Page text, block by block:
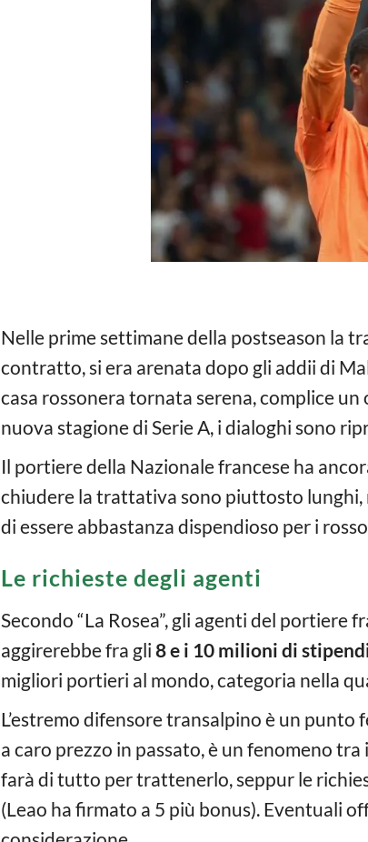
Nelle prime settimane della postseason la
contratto, si era arenata dopo gli addii di
casa rossonera tornata serena, complice
nuova stagione di Serie A, i dialoghi sono
Il portiere della Nazionale francese ha
chiudere la trattativa sono piuttosto lunghi,
di essere abbastanza dispendioso per i
Le richieste degli agenti
Secondo “La Rosea”, gli agenti del
aggirerebbe fra gli 8 e i 10 milioni di
migliori portieri al mondo, categoria nella
L’estremo difensore transalpino è un punto
a caro prezzo in passato, è un fenomeno
farà di tutto per trattenerlo, seppur le
(Leao ha firmato a 5 più bonus). Eventuali